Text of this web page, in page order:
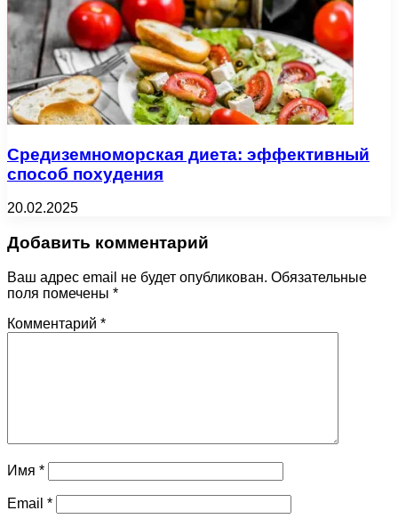
Средиземноморская диета: эффективный
способ похудения
20.02.2025
Добавить комментарий
Ваш адрес email не будет опубликован. Обязательные
поля помечены *
Комментарий *
Имя *
Email *